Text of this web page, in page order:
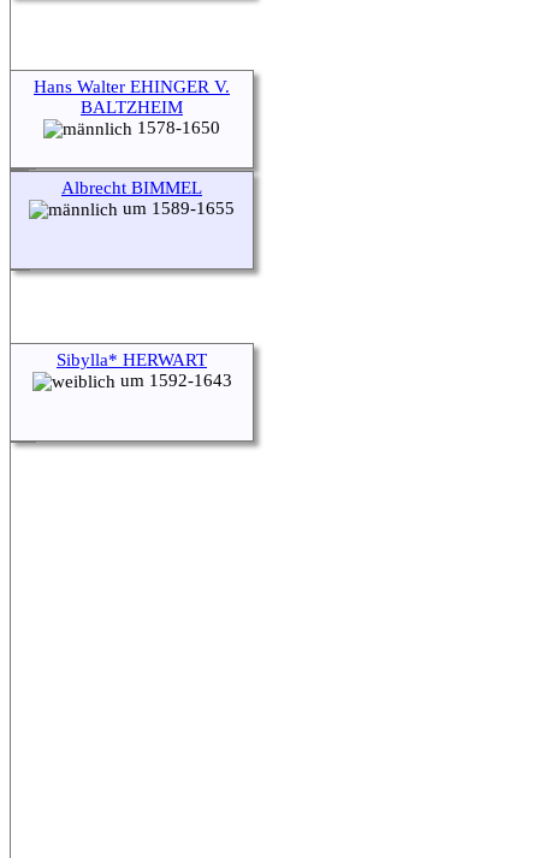
Hans Walter EHINGER V.
BALTZHEIM
1578-1650
Albrecht BIMMEL
um 1589-1655
Sibylla* HERWART
um 1592-1643